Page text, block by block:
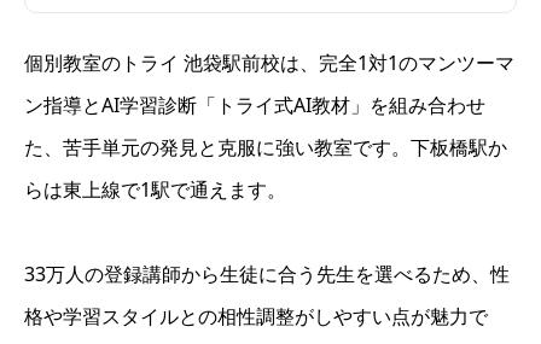
個別教室のトライ 池袋駅前校は、完全1対1のマンツーマ
ン指導とAI学習診断「トライ式AI教材」を組み合わせ
た、苦手単元の発見と克服に強い教室です。下板橋駅か
らは東上線で1駅で通えます。
33万人の登録講師から生徒に合う先生を選べるため、性
格や学習スタイルとの相性調整がしやすい点が魅力で